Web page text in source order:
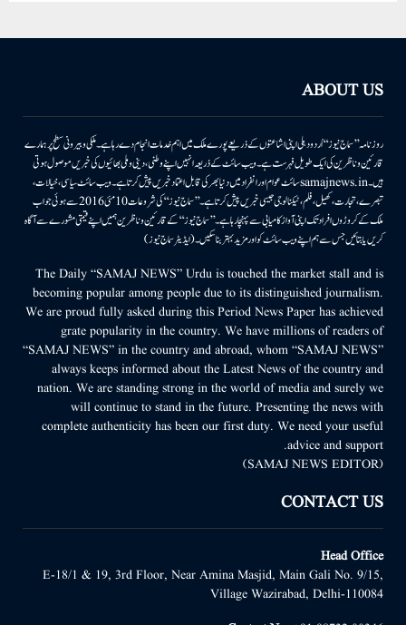
ABOUT US
روزنامہ ’’سماج نیوز‘‘ اُردو دہلی اپنی اشاعتوں کے ذریعے پورے ملک میں اہم خدمات انجام دے رہا ہے۔ ملکی وبیرونی سطح پر ہمارے
قارئین وناظرین کی ایک طویل فہرست ہے۔ ویب سائٹ کے ذریعہ انہیں اپنے وطنی، دینی وملی بھائیوں کی خبریں موصول ہوتی
ہیں۔samajnews.inسائٹ عوام اور انفراد میں دنیا بھر کی قابل اعتماد خبریں پیش کرتا ہے۔ ویب سائٹ سیاسی، خیالات،
تبصرے، تجارت، کھیل، فلم، ٹیکنالوجی جیسی خبریں پیش کرتا ہے۔ ’’سماج نیوز‘‘ کی شروعات 10مئی 2016 سے ہوئی جو اب
ملک کے کروڑوں افراد تک اپنی آواز کامیابی سے پہنچا رہا ہے۔ ’’سماج نیوز‘‘ کے قارئین وناظرین ہمیں اپنے قیمتی مشورے سے آگاہ
کریں یا بتائیں جس سے ہم اپنے ویب سائٹ کو اور مزید بہتر بناسکیں۔ (ایڈیٹر سماج نیوز)
The Daily “SAMAJ NEWS” Urdu is touched the market stall and is
becoming popular among people due to its distinguished journalism.
We are proud fully asked during this Period News Paper has achieved
grate popularity in the country. We have millions of readers of
“SAMAJ NEWS” in the country and abroad, whom “SAMAJ NEWS”
always keeps informed about the Latest News of the country and
nation. We are standing strong in the world of media and surely we
will continue to stand in the future. Presenting the news with
complete authenticity has been our first duty. We need your useful
advice and support.
(SAMAJ NEWS EDITOR)
CONTACT US
Head Office
E-18/1 & 19, 3rd Floor, Near Amina Masjid, Main Gali No. 9/15,
Village Wazirabad, Delhi-110084